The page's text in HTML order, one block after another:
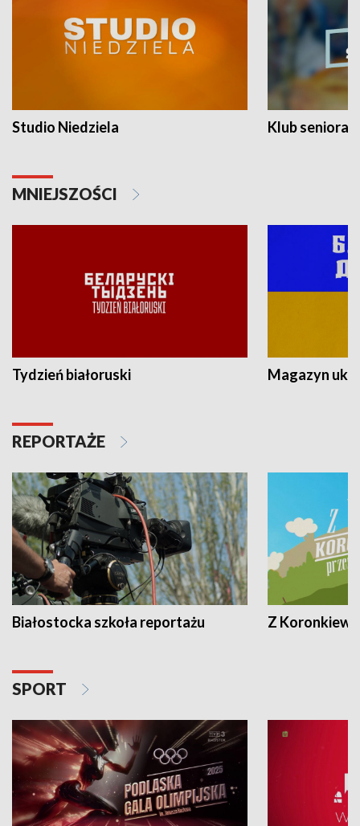
Studio Niedziela Klub seniora
MNIEJSZOŚCI
Tydzień białoruski Magazyn
REPORTAŻE
Białostocka szkoła reportażu Z
SPORT